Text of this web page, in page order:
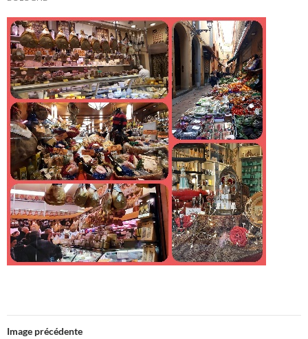
Image précédente